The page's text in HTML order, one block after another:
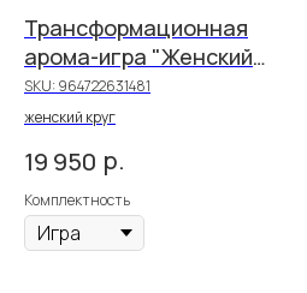
Трансформационная
арома-игра "Женский
круг"
SKU:964722631481
женский круг
19 950 р.
Комплектность